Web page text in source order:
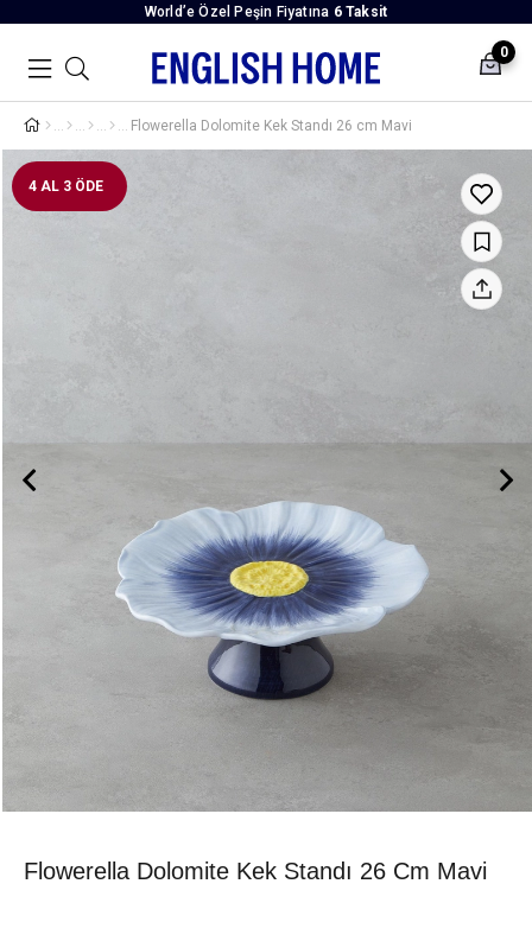
World’e Özel Peşin Fiyatına 6 Taksit
0
Flowerella Dolomite Kek Standı 26 cm Mavi
4 AL 3 ÖDE
Flowerella Dolomite Kek Standı 26 Cm Mavi